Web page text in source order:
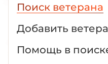
Поиск ветерана
Добавить
Помощь в